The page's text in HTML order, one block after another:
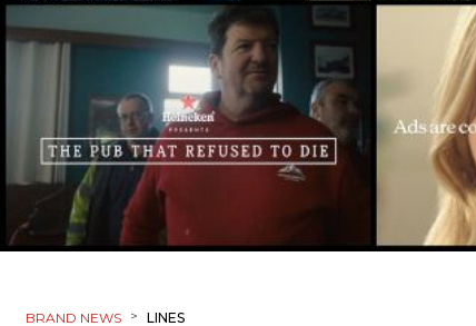
BRAND NEWS > LINES